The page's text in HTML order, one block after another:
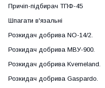
Причіп-підбирач ТПФ-45
Шпагати в'язальні
Розкидач добрива NO-14/2.
Розкидач добрива МВУ-900.
Розкидач добрива Kverneland.
Розкидач добрива Gaspardo.